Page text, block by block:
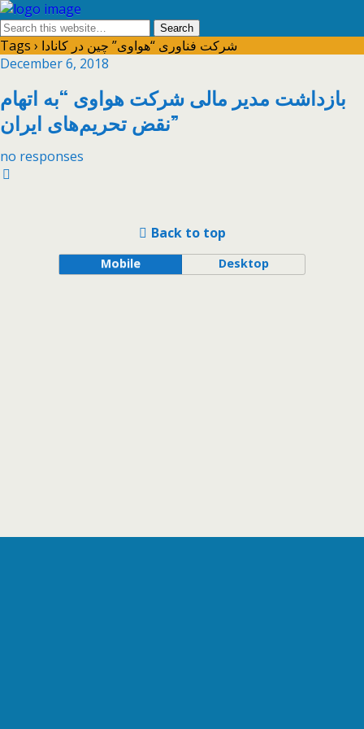
Tags › شرکت فناوری “هواوی” چین در کانادا
December 6, 2018
بازداشت مدیر مالی شرکت هواوی “به اتهام
نقض تحریم‌های ایران”
no responses
Back to top
Mobile Desktop